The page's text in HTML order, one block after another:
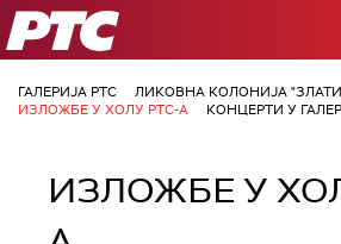
РТС
ГАЛЕРИЈА РТС
ЛИКОВНА КОЛОНИЈА
ИЗЛОЖБЕ У ХОЛУ РТС-А
КОНЦЕРТИ У
ИЗЛОЖБЕ У